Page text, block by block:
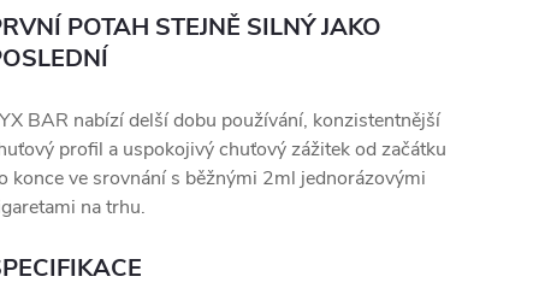
POTAH STEJNĚ SILNÝ JAKO
BAR nabízí delší dobu používání, konzistentnější
profil a uspokojivý chuťový zážitek od začátku
konce ve srovnání s běžnými 2ml jednorázovými
na trhu.